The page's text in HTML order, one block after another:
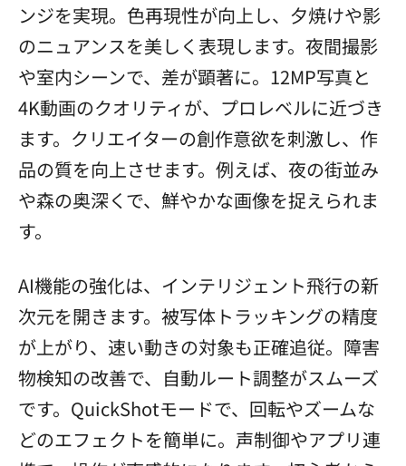
ンジを実現。色再現性が向上し、夕焼けや影
のニュアンスを美しく表現します。夜間撮影
や室内シーンで、差が顕著に。12MP写真と
4K動画のクオリティが、プロレベルに近づき
ます。クリエイターの創作意欲を刺激し、作
品の質を向上させます。例えば、夜の街並み
や森の奥深くで、鮮やかな画像を捉えられま
す。
AI機能の強化は、インテリジェント飛行の新
次元を開きます。被写体トラッキングの精度
が上がり、速い動きの対象も正確追従。障害
物検知の改善で、自動ルート調整がスムーズ
です。QuickShotモードで、回転やズームな
どのエフェクトを簡単に。声制御やアプリ連